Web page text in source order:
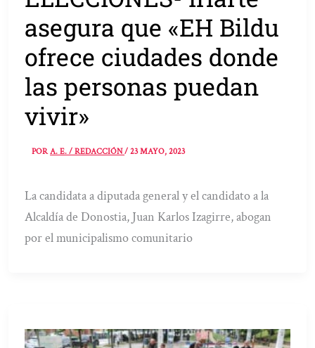
asegura que «EH Bildu
ofrece ciudades donde
las personas puedan
vivir»
PORA. E. / REDACCIÓN/23 MAYO, 2023
La candidata a diputada general y el candidato a la
Alcaldía de Donostia, Juan Karlos Izagirre, abogan
por el municipalismo comunitario